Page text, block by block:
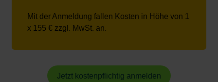
Mit der Anmeldung fallen Kosten in Höhe von 1
x 155 € zzgl. MwSt. an.
Jetzt kostenpflichtig anmelden